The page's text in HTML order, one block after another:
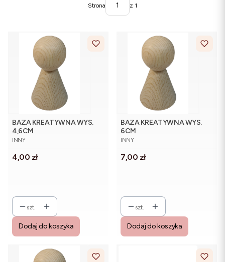
Strona z 1
BAZA KREATYWNA WYS.
4,6CM
PRODUCENT
INNY
Cena
4,00 zł
szt.
Dodaj do koszyka
BAZA KREATYWNA WYS.
6CM
PRODUCENT
INNY
Cena
7,00 zł
szt.
Dodaj do koszyka